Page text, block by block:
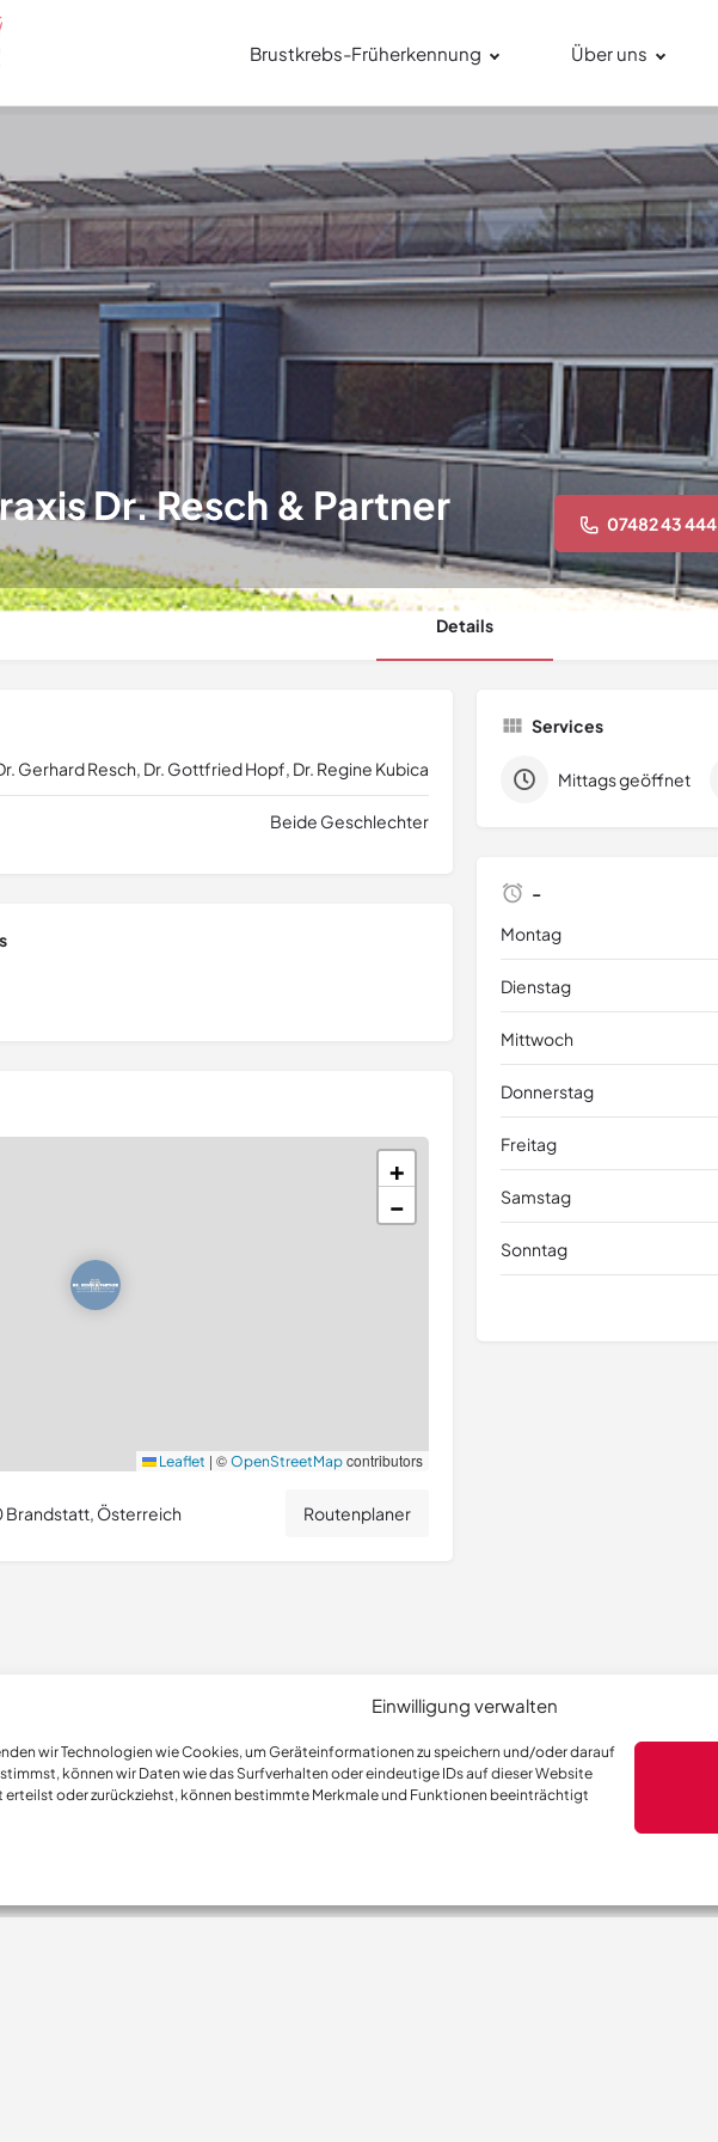
Einwilligung verwalten
wir Technologien wie Cookies, um Geräteinformationen zu speichern und/oder darauf
können wir Daten wie das Surfverhalten oder eindeutige IDs auf dieser Website
erteilst oder zurückziehst, können bestimmte Merkmale und Funktionen beeinträchtigt
Brustkrebs-Früherkennung Über uns
Dr. Resch & Partner 07482 43 444
Details
Gerhard Resch, Dr. Gottfried Hopf, Dr. Regine Kubica
Beide Geschlechter
Services
Mittags geöffnet
-
Montag
Dienstag
Mittwoch
Donnerstag
Freitag
Samstag
Sonntag
+
−
Leaflet | © OpenStreetMap contributors
Brandstatt, Österreich Routenplaner